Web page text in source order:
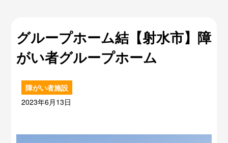
グループホーム結【射水市】障
がい者グループホーム
障がい者施設
2023年6月13日